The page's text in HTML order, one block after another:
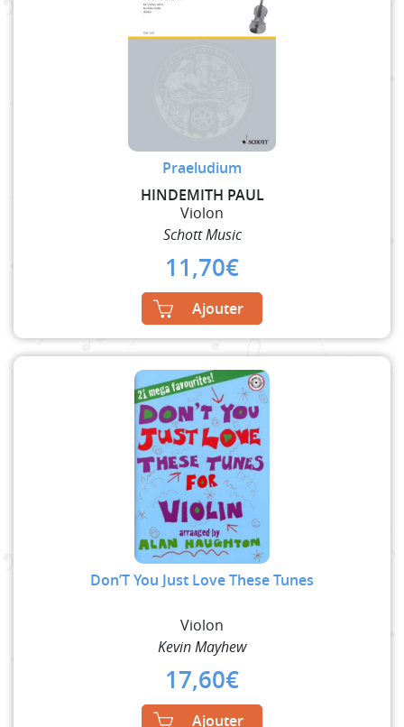
Praeludium
HINDEMITH PAUL
Violon
Schott Music
11,70€
Ajouter
Don’T You Just Love These Tunes
Violon
Kevin Mayhew
17,60€
Ajouter